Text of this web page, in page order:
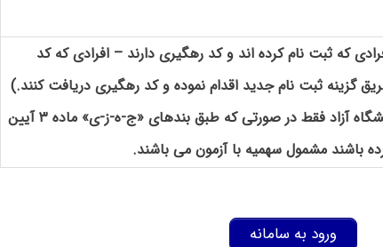
که ثبت نام کرده اند و کد رهگیری دارند – افرادی که کد
گزینه ثبت نام جدید اقدام نموده و کد رهگیری دریافت کنند.)
– دانش آموختگان دانشگاه آزاد فقط در صورتی که طبق بندهای «ج-ه-ز-ی» ماده ۳ آیین
باشند مشمول سهمیه با آزمون می باشند.
ورود به سامانه